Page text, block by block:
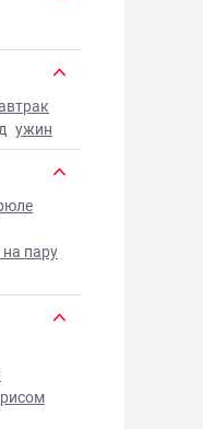
ужин
на пару